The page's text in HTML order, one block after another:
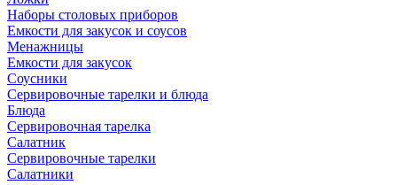
Наборы столовых приборов
Емкости для закусок и соусов
Менажницы
Емкости для закусок
Соусники
Сервировочные тарелки и блюда
Блюда
Сервировочная тарелка
Салатник
Сервировочные тарелки
Салатники